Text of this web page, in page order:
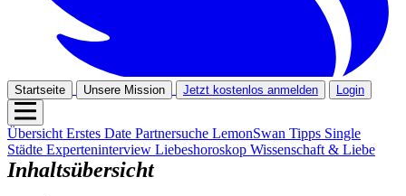
Startseite Unsere Mission Jetzt kostenlos anmelden Login
ÜbersichtErstes Date Partnersuche LemonSwan Tipps Single
Städte Experteninterview Liebeshoroskop Wissenschaft & Liebe
Inhaltsübersicht